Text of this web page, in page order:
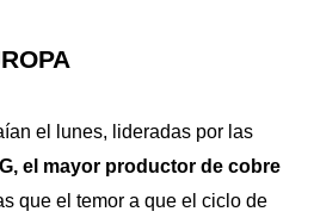
el lunes, lideradas por las
el mayor productor de cobre
que el temor a que el ciclo de